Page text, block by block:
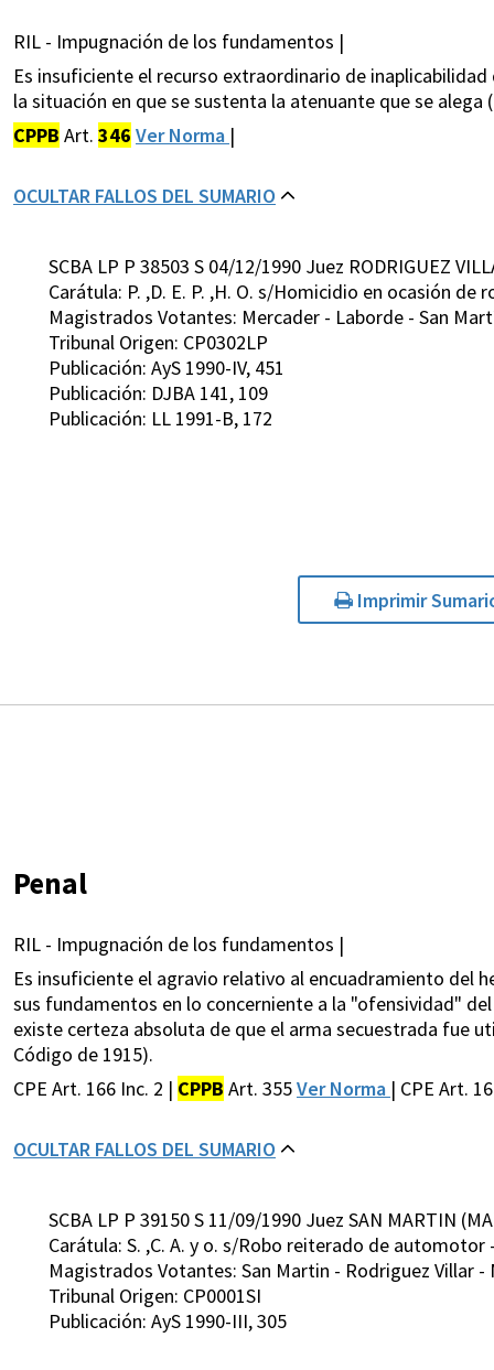
RIL - Impugnación de los fundamentos |
Es insuficiente el recurso extraordinario de
la situación en que se sustenta la atenuante que se alega
CPPB Art. 346 Ver Norma |
OCULTAR FALLOS DEL SUMARIO
SCBA LP P 38503 S 04/12/1990 Juez RODRIGUEZ
Carátula: P. ,D. E. P. ,H. O. s/Homicidio en ocasión de
Magistrados Votantes: Mercader - Laborde - San
Tribunal Origen: CP0302LP
Publicación: AyS 1990-IV, 451
Publicación: DJBA 141, 109
Publicación: LL 1991-B, 172
Imprimir
Penal
RIL - Impugnación de los fundamentos |
Es insuficiente el agravio relativo al encuadramiento del
sus fundamentos en lo concerniente a la "ofensividad"
existe certeza absoluta de que el arma secuestrada fue
Código de 1915).
CPE Art. 166 Inc. 2 | CPPB Art. 355Ver Norma | CPE Art.
OCULTAR FALLOS DEL SUMARIO
SCBA LP P 39150 S 11/09/1990 Juez SAN MARTIN
Carátula: S. ,C. A. y o. s/Robo reiterado de
Magistrados Votantes: San Martin - Rodriguez Villar -
Tribunal Origen: CP0001SI
Publicación: AyS 1990-III, 305